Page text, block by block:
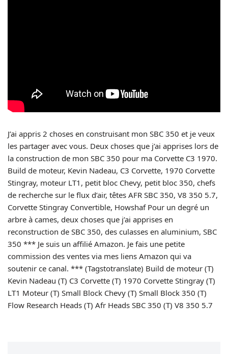
J’ai appris 2 choses en construisant mon SBC 350 et je veux
les partager avec vous. Deux choses que j’ai apprises lors de
la construction de mon SBC 350 pour ma Corvette C3 1970.
Build de moteur, Kevin Nadeau, C3 Corvette, 1970 Corvette
Stingray, moteur LT1, petit bloc Chevy, petit bloc 350, chefs
de recherche sur le flux d’air, têtes AFR SBC 350, V8 350 5.7,
Corvette Stingray Convertible, Howshaf Pour un degré un
arbre à cames, deux choses que j’ai apprises en
reconstruction de SBC 350, des culasses en aluminium, SBC
350 *** Je suis un affilié Amazon. Je fais une petite
commission des ventes via mes liens Amazon qui va
soutenir ce canal. *** (Tagstotranslate) Build de moteur (T)
Kevin Nadeau (T) C3 Corvette (T) 1970 Corvette Stingray (T)
LT1 Moteur (T) Small Block Chevy (T) Small Block 350 (T)
Flow Research Heads (T) Afr Heads SBC 350 (T) V8 350 5.7